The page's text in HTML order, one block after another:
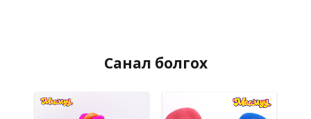
Санал болгох